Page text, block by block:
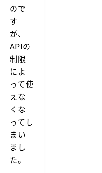
ので
す
が、
APIの
制限
によ
って使
えな
くな
ってし
まい
まし
た。